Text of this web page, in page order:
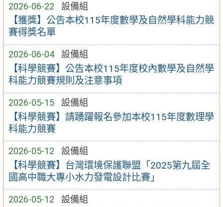
2026-06-22 設備組
【獲獎】公告本校115年度數學及自然學科能力競
賽得獎名單
2026-06-04 設備組
【科學競賽】公告本校115年度校內數學及自然學
科能力競賽規則及注意事項
2026-05-15 設備組
【科學競賽】請踴躍報名參加本校115年度數理學
科能力競賽
2026-05-12 設備組
【科學競賽】台灣環境保護聯盟「2025第九屆全
國高中職大專小水力發電設計比賽」
2026-05-12 設備組